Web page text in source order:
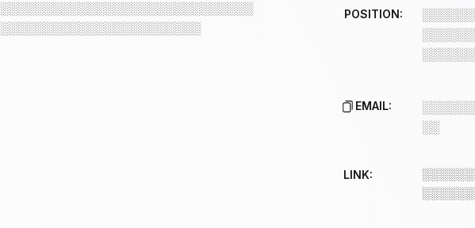
░░░░░░░░░░░░░░░░░░░░░░░░░░░░░
░░░░░░░░░░░░░░░░░░░░░░░
POSITION:
EMAIL:
░░
LINK: